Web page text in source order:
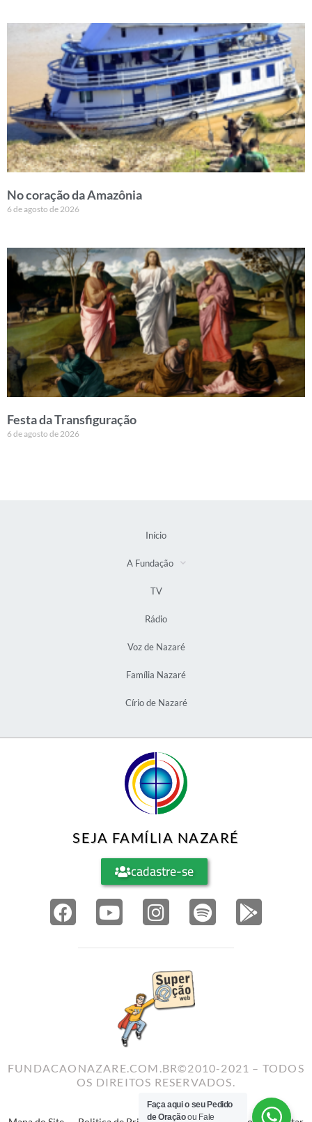
No coração da Amazônia
6 de agosto de 2026
Festa da Transfiguração
6 de agosto de 2026
Início
A Fundação
TV
Rádio
Voz de Nazaré
Família Nazaré
Círio de Nazaré
SEJA FAMÍLIA NAZARÉ
cadastre-se
FUNDACAONAZARE.COM.BR©2010-2021 – TODOS
OS DIREITOS RESERVADOS.
Faça aqui o seu Pedido
de Oraçãoou Fale